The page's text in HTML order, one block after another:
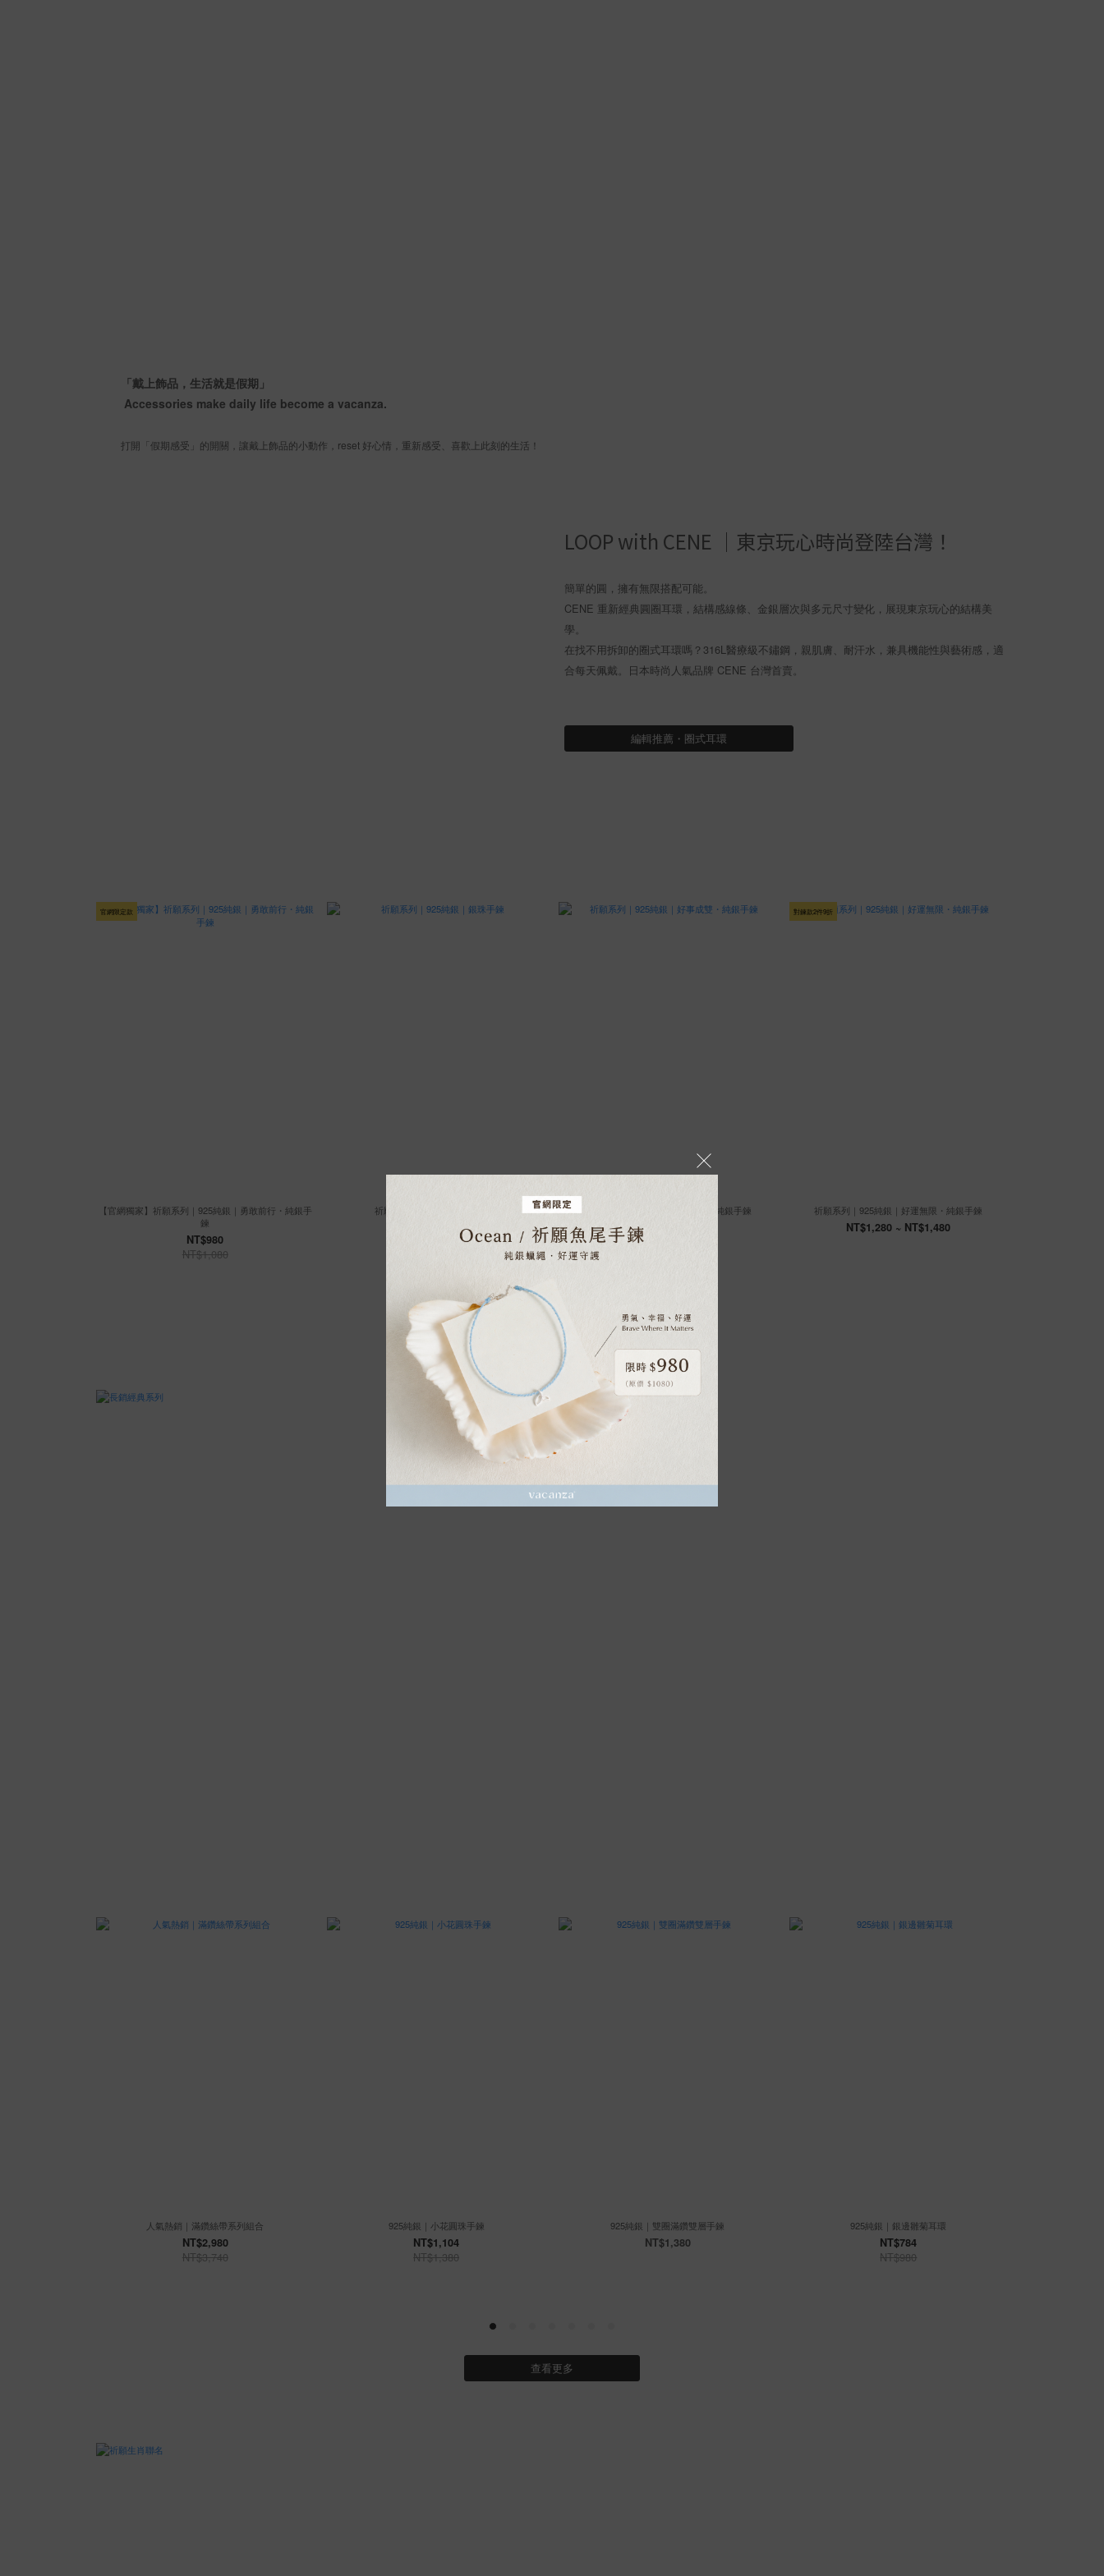
「戴上飾品，生活就是假期」
Accessories make daily life become a vacanza.
打開「假期感受」的開關，讓戴上飾品的小動作，reset 好心情，重新感受、喜歡上此刻的生活！
LOOP with CENE ｜東京玩心時尚登陸台灣！
簡單的圓，擁有無限搭配可能。
CENE 重新經典圓圈耳環，結構感線條、金銀層次與多元尺寸變化，展現東京玩心的結構美
學。
在找不用拆卸的圈式耳環嗎？316L醫療級不鏽鋼，親肌膚、耐汗水，兼具機能性與藝術感，適
合每天佩戴。日本時尚人氣品牌 CENE 台灣首賣。
編輯推薦・圈式耳環
官網限定款
【官網獨家】祈願系列｜925純銀｜勇敢前行・純銀手
鍊
NT$980
NT$1,080
祈願系列｜925純銀｜銀珠手鍊 祈願系列｜925純銀｜好事成雙・純銀手鍊
對鍊款2件9折
祈願系列｜925純銀｜好運無限・純銀手鍊
NT$1,280 ~ NT$1,480
人氣熱銷｜滿鑽絲帶系列組合
NT$2,980
NT$3,740
925純銀｜小花圓珠手鍊
NT$1,104
NT$1,380
925純銀｜雙圈滿鑽雙層手鍊
NT$1,380
925純銀｜銀邊雛菊耳環
NT$784
NT$980
查看更多